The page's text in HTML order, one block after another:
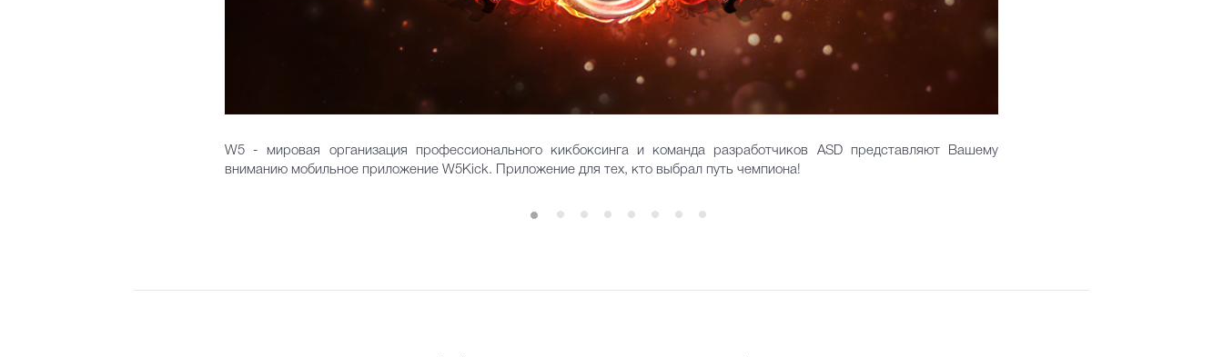
W5 - мировая организация профессионального кикбоксинга и команда разработчиков ASD представляют Вашему
вниманию мобильное приложение W5Kick. Приложение для тех, кто выбрал путь чемпиона!